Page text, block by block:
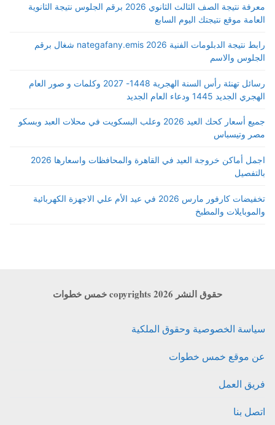
معرفة نتيجة الصف الثالث الثانوي 2026 برقم الجلوس نتيجة الثانوية
العامة موقع نتيجتك اليوم السابع
رابط نتيجة الدبلومات الفنية 2026 nategafany.emis شغال برقم
الجلوس والاسم
رسائل تهنئة رأس السنة الهجرية 1448- 2027 وكلمات و صور العام
الهجري الجديد 1445 ودعاء العام الجديد
جميع أسعار كحك العيد 2026 وعلب البسكويت في محلات العبد وبسكو
مصر وتيسباس
اجمل أماكن خروجة العيد في القاهرة والمحافظات واسعارها 2026
بالتفصيل
تخفيضات كارفور مارس 2026 في عيد الأم علي الاجهزة الكهربائية
والموبايلات والمطبخ
حقوق النشر copyrights 2026 خمس خطوات
سياسة الخصوصية وحقوق الملكية
عن موقع خمس خطوات
فريق العمل
اتصل بنا